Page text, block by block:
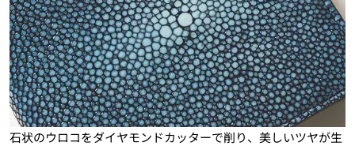
石状のウロコをダイヤモンドカッターで削り、美しいツヤが生